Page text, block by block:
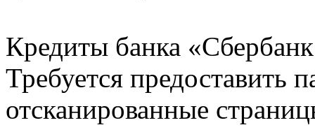
Кредиты банка
Требуется предоставить
отсканированные